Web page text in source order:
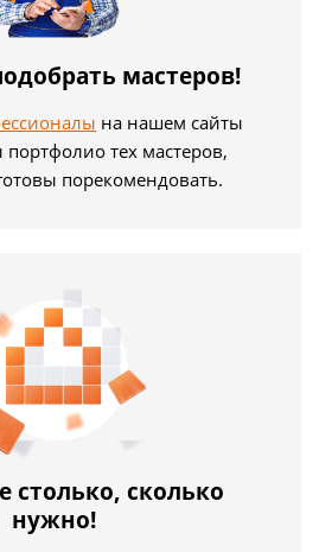
мастеров!
на нашем сайты
портфолио тех мастеров,
порекомендовать.
столько, сколько
нужно!